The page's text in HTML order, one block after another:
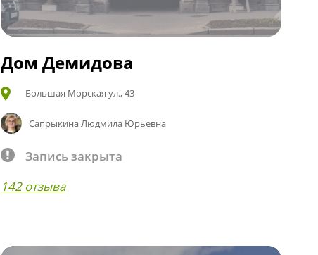
Дом Демидова
Большая Морская ул., 43
Сапрыкина Людмила Юрьевна
Запись закрыта
142 отзыва